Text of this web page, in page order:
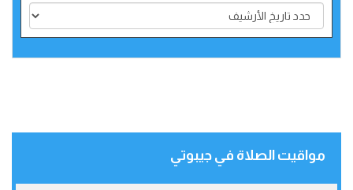
مواقيت الصلاة في جيبوتي‎